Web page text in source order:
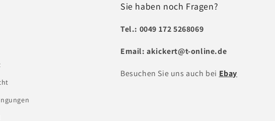
Sie haben noch Fragen?
Tel.: 0049 172 5268069
Email: akickert@t-online.de
Besuchen Sie uns auch bei Ebay